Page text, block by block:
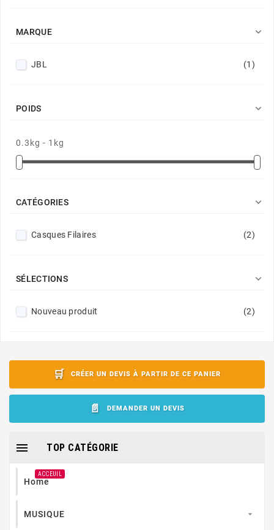
MARQUE 
JBL (1)
POIDS 
0.3kg - 1kg
CATÉGORIES 
Casques Filaires (2)
SÉLECTIONS 
Nouveau produit (2)
CRÉER UN DEVIS À PARTIR DE CE PANIER
DEMANDER UN DEVIS
TOP CATÉGORIE

Home
ACCEUIL
MUSIQUE 